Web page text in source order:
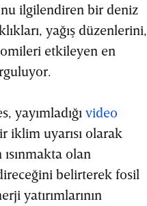
ilgilendiren bir deniz
yağış düzenlerini,
etkileyen en
yayımladığı video
iklim uyarısı olarak
olan
belirterek fosil
yatırımlarının